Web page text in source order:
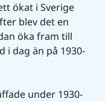
ökat i Sverige
blev det en
öka fram till
i dag än på 1930-
under 1930-